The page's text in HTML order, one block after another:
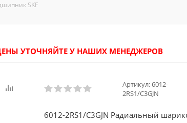
SKF
УТОЧНЯЙТЕ У НАШИХ МЕНЕДЖЕРОВ
Артикул:6012-
2RS1/C3GJN
6012-2RS1/C3GJN Радиальный